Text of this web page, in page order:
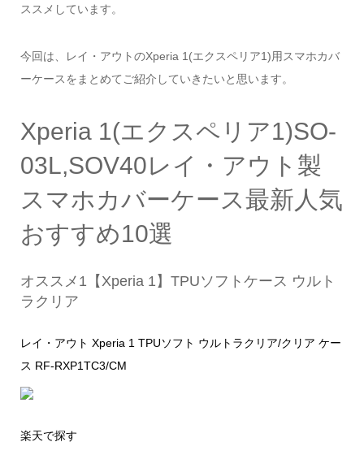
ススメしています。
今回は、レイ・アウトのXperia 1(エクスペリア1)用スマホカバ
ーケースをまとめてご紹介していきたいと思います。
Xperia 1(エクスペリア1)SO-
03L,SOV40レイ・アウト製
スマホカバーケース最新人気
おすすめ10選
オススメ1【Xperia 1】TPUソフトケース ウルト
ラクリア
レイ・アウト Xperia 1 TPUソフト ウルトラクリア/クリア ケー
ス RF-RXP1TC3/CM
楽天で探す